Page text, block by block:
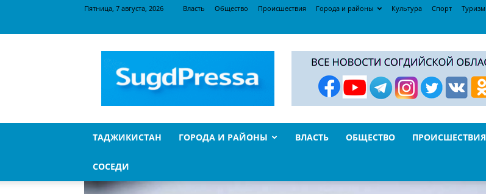
Пятница, 7 августа, 2026 Власть Общество Происшествия Города и районы Культура Спорт Туризм
ТАДЖИКИСТАН ГОРОДА И РАЙОНЫ ВЛАСТЬ ОБЩЕСТВО ПРОИСШЕСТВИЯ
СОСЕДИ